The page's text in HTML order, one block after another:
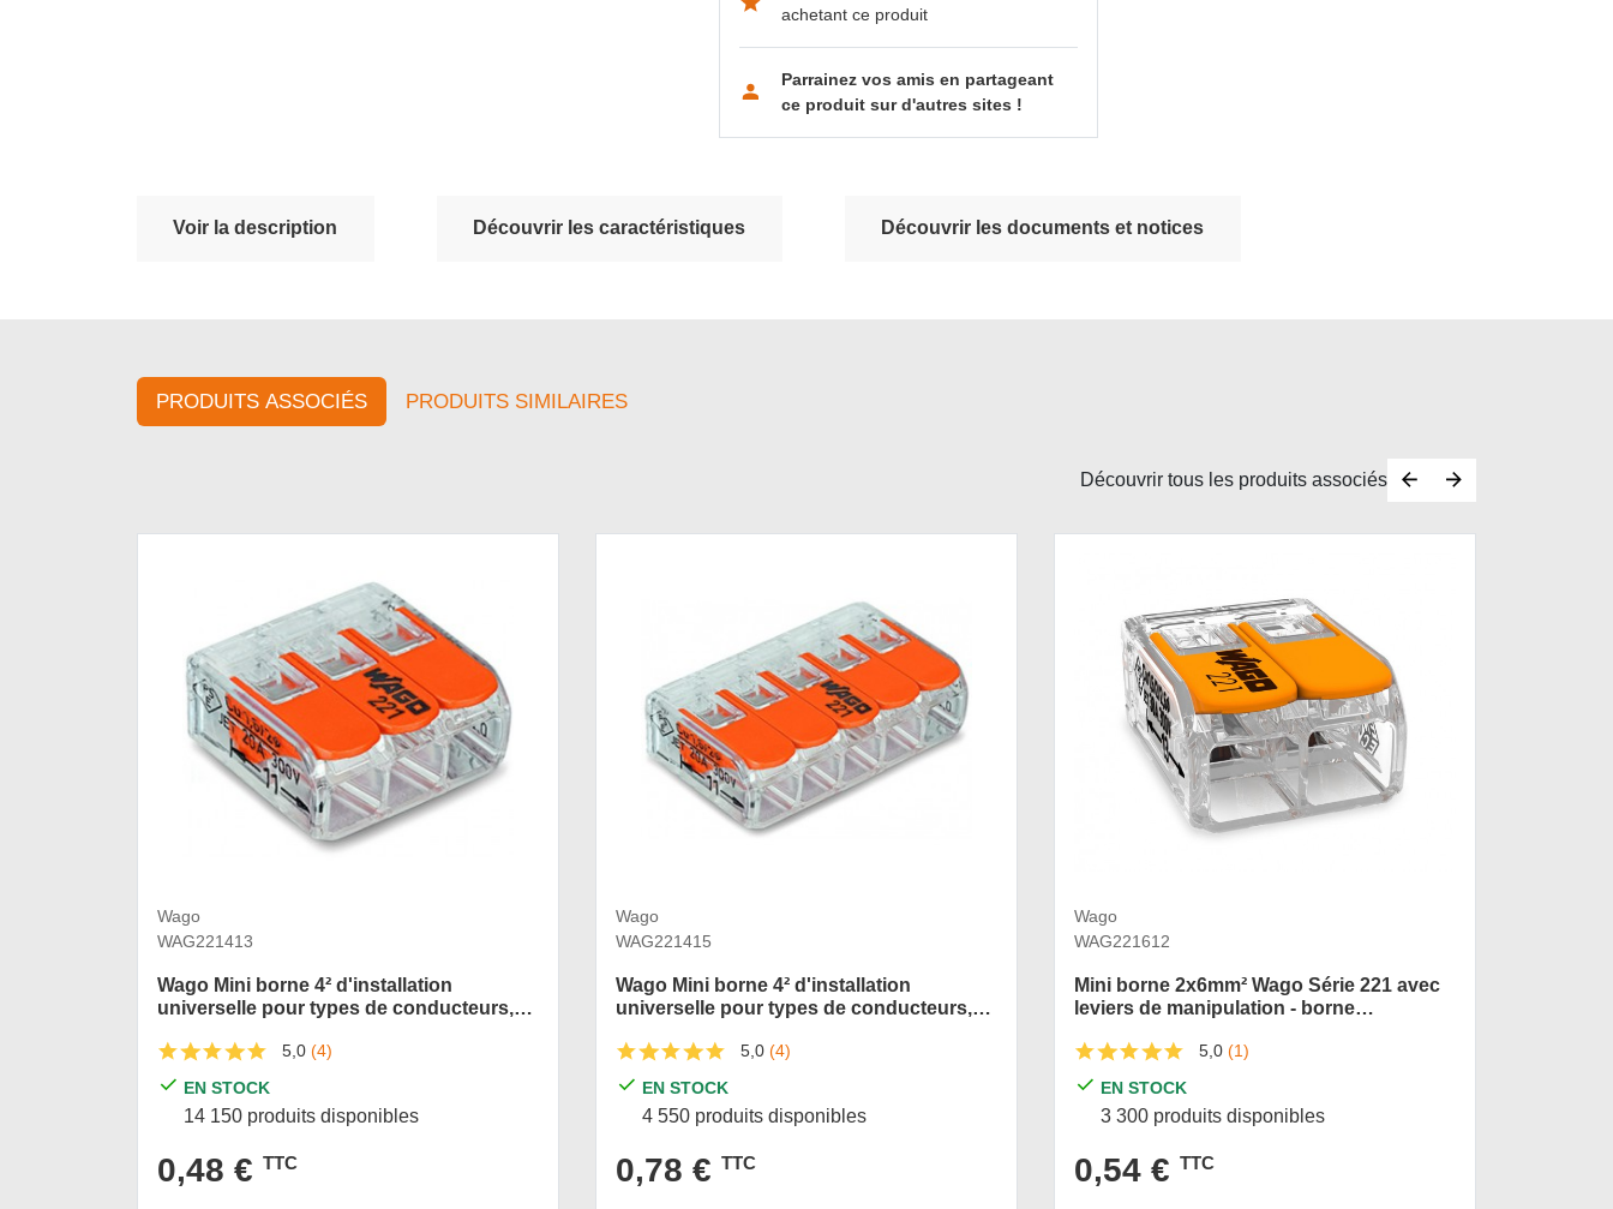
achetant ce produit
Parrainez vos amis en partageant
ce produit sur d'autres sites !
Voir la description Découvrir les caractéristiques Découvrir les documents et notices
PRODUITS ASSOCIÉS PRODUITS SIMILAIRES
Découvrir tous les produits associés
Wago
WAG221413
Wago Mini borne 4² d'installation
universelle pour types de conducteurs,
de manipulation
5,0 (4)
EN STOCK
14 150 produits disponibles
0,48 € TTC
Wago
WAG221415
Wago Mini borne 4² d'installation
universelle pour types de conducteurs,
de manipulation
5,0 (4)
EN STOCK
4 550 produits disponibles
0,78 € TTC
Wago
WAG221612
Mini borne 2x6mm² Wago Série 221 avec
leviers de manipulation - borne
conducteurs
5,0 (1)
EN STOCK
3 300 produits disponibles
0,54 € TTC